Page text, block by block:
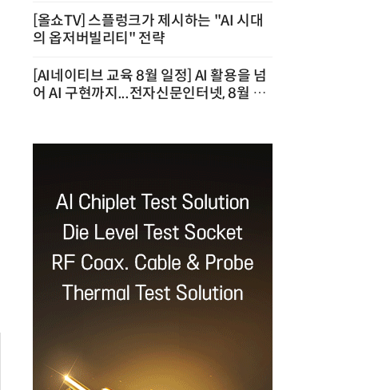
[올쇼TV] 스플렁크가 제시하는 "AI 시대
의 옵저버빌리티" 전략
[AI네이티브 교육 8월 일정] AI 활용을 넘
어 AI 구현까지...전자신문인터넷, 8월 실